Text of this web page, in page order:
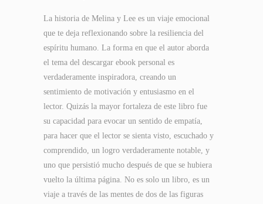
La historia de Melina y Lee es un viaje emocional
que te deja reflexionando sobre la resiliencia del
espíritu humano. La forma en que el autor aborda
el tema del descargar ebook personal es
verdaderamente inspiradora, creando un
sentimiento de motivación y entusiasmo en el
lector. Quizás la mayor fortaleza de este libro fue
su capacidad para evocar un sentido de empatía,
para hacer que el lector se sienta visto, escuchado y
comprendido, un logro verdaderamente notable, y
uno que persistió mucho después de que se hubiera
vuelto la última página. No es solo un libro, es un
viaje a través de las mentes de dos de las figuras